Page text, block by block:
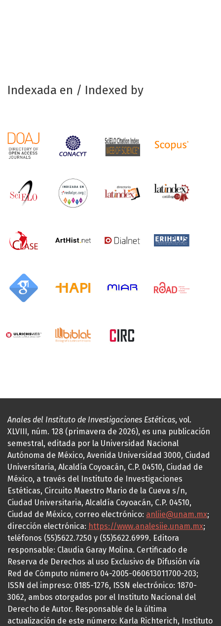
Indexada en / Indexed by
Anales del Instituto de Investigaciones Estéticas, vol.
XLVIII, núm. 128 (primavera de 2026), es una publicación
semestral, editada por la Universidad Nacional
Autónoma de México, Avenida Universidad 3000, Ciudad
Universitaria, Alcaldía Coyoacán, C.P. 04510, Ciudad de
México, a través del Instituto de Investigaciones
Estéticas, Circuito Maestro Mario de la Cueva s/n,
Ciudad Universitaria, Alcaldía Coyoacán, C.P. 04510,
Ciudad de México, correo electrónico: anliie@unam.mx;
dirección electrónica: https://www.analesiie.unam.mx;
teléfonos (55)5622.7250 y (55)5622.6999. Editora
responsable: Claudia Garay Molina. Certificado de
Reserva de Derechos al uso Exclusivo de Difusión vía
Red de Cómputo número 04-2005-060613011700-203;
ISSN del impreso: 0185-1276, ISSN electrónico: 1870-
3062, ambos otorgados por el Instituto Nacional del
Derecho de Autor. Responsable de la última
actualización de este número: Karla Richterich, Instituto